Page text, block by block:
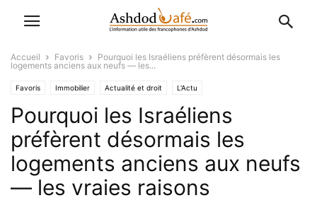
Accueil Favoris
Pourquoi les Israéliens préfèrent désormais les
logements anciens aux neufs — les...
Favoris Immobilier Actualité et droit L'Actu
Economique-Juridique-Fiscal
Pourquoi les Israéliens
préfèrent désormais les
logements anciens aux neufs
— les vraies raisons